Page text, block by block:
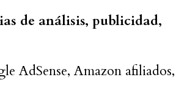
de análisis, publicidad,
AdSense, Amazon